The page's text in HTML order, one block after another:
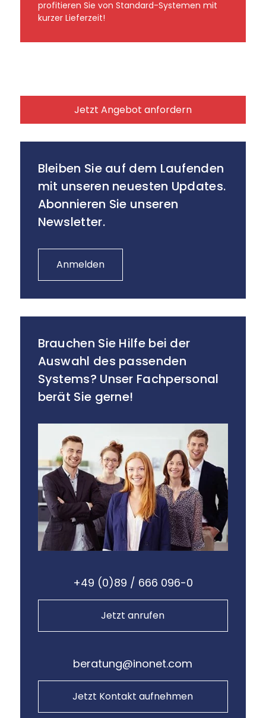
profitieren Sie von Standard-Systemen mit
kurzer Lieferzeit!
Jetzt Angebot anfordern
Bleiben Sie auf dem Laufenden
mit unseren neuesten Updates.
Abonnieren Sie unseren
Newsletter.
Anmelden
Brauchen Sie Hilfe bei der
Auswahl des passenden
Systems? Unser Fachpersonal
berät Sie gerne!
+49 (0)89 / 666 096-0
Jetzt anrufen
beratung@inonet.com
Jetzt Kontakt aufnehmen